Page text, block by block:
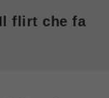
flirt che fa